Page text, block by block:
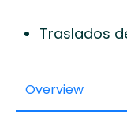
Traslados
Overview